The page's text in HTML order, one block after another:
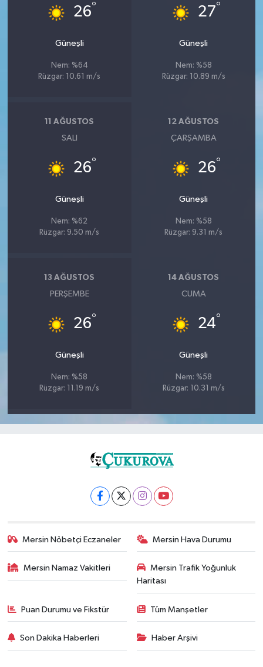
26°
Güneşli
Nem: %64
Rüzgar: 10.61 m/s
27°
Güneşli
Nem: %58
Rüzgar: 10.89 m/s
11 AĞUSTOS
SALI
26°
Güneşli
Nem: %62
Rüzgar: 9.50 m/s
12 AĞUSTOS
ÇARŞAMBA
26°
Güneşli
Nem: %58
Rüzgar: 9.31 m/s
13 AĞUSTOS
PERŞEMBE
26°
Güneşli
Nem: %58
Rüzgar: 11.19 m/s
14 AĞUSTOS
CUMA
24°
Güneşli
Nem: %58
Rüzgar: 10.31 m/s
Mersin Nöbetçi Eczaneler Mersin Hava Durumu
Mersin Namaz Vakitleri
Mersin Trafik Yoğunluk
Haritası
Puan Durumu ve Fikstür Tüm Manşetler
Son Dakika Haberleri Haber Arşivi